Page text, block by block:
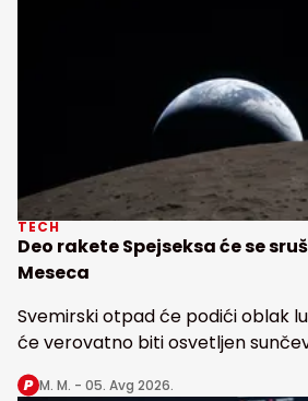
TECH
Deo rakete Spejseksa će se
Meseca
Svemirski otpad će podići oblak
će verovatno biti osvetljen
M. M. - 05. Avg 2026.